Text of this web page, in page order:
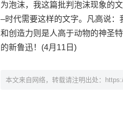
为泡沫，我这篇批判泡沫现象的
–时代需要这样的文字。凡高说
和创造力则是人高于动物的神圣
的新鲁迅！(4月11日)
本文来自网络，转载请注明出处：